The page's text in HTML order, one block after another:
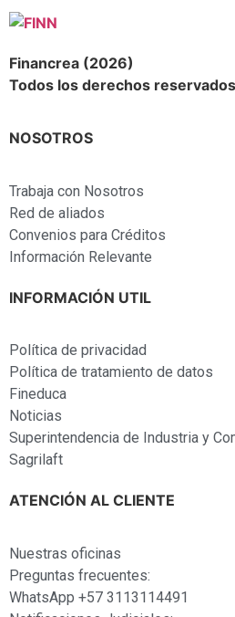
Financrea (2026)
Todos los derechos reservados
NOSOTROS
Trabaja con Nosotros
Red de aliados
Convenios para Créditos
Información Relevante
INFORMACIÓN UTIL
Política de privacidad
Política de tratamiento de datos
Fineduca
Noticias
Superintendencia de Industria y
Sagrilaft
ATENCIÓN AL CLIENTE
Nuestras oficinas
Preguntas frecuentes:
WhatsApp +57 3113114491